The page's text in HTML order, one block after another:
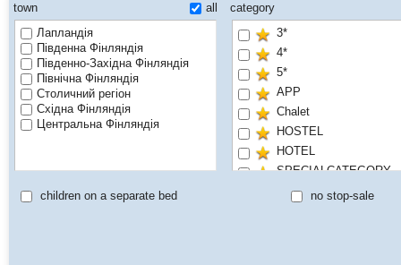
town
all
Лапландія
Південна Фінляндія
Південно-Західна Фінляндія
Північна Фінляндія
Столичний регіон
Східна Фінляндія
Центральна Фінляндія
category
3*
4*
5*
APP
Chalet
HOSTEL
HOTEL
SPECIALCATEGORY
children on a separate bed
no stop-sale